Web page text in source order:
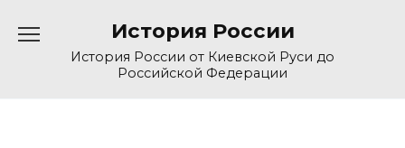
содержанию
История России
История России от Киевской Руси до
Российской Федерации